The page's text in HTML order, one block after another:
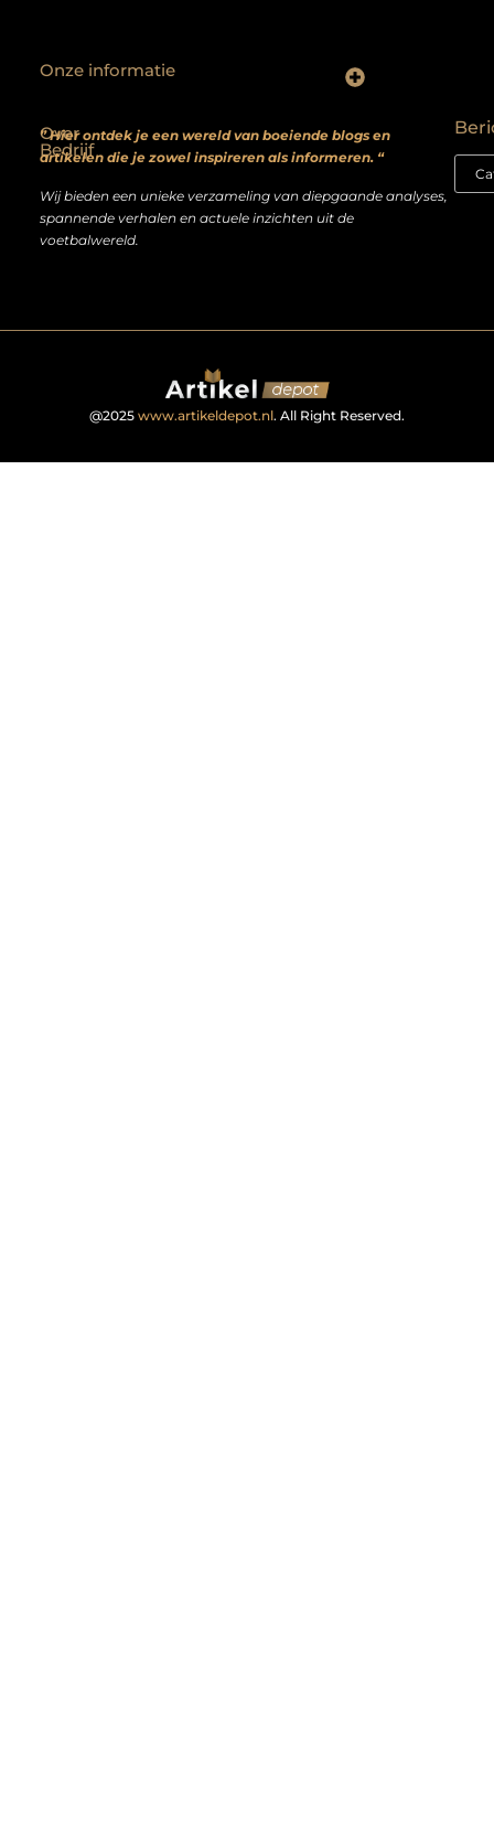
Over
Bedrijf
” Hier ontdek je een wereld van boeiende blogs en
artikelen die je zowel inspireren als informeren. “
Wij bieden een unieke verzameling van diepgaande analyses,
spannende verhalen en actuele inzichten uit de
voetbalwereld.
Onze informatie
@2025 www.artikeldepot.nl. All Right Reserved.